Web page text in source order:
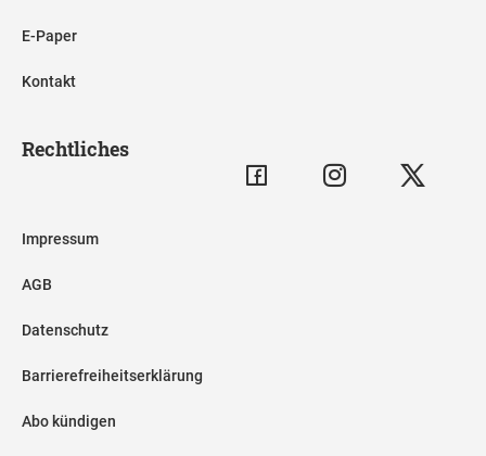
E-Paper
Kontakt
Rechtliches
Impressum
AGB
Datenschutz
Barrierefreiheitserklärung
Abo kündigen